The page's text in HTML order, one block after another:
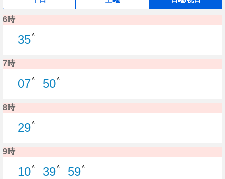
6時
35Ａ
7時
07Ａ
50Ａ
8時
29Ａ
9時
10Ａ
39Ａ
59Ａ